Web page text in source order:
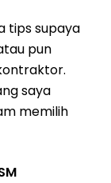
tips supaya
pun
saya
memilih